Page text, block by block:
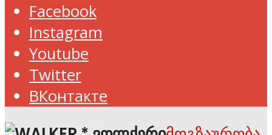
Facebook
Instagram
Youtube
Twitter
ВКонтакте